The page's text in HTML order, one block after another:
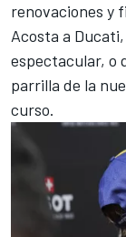
renovaciones y
Acosta a
espectacular, o
parrilla de la
curso.